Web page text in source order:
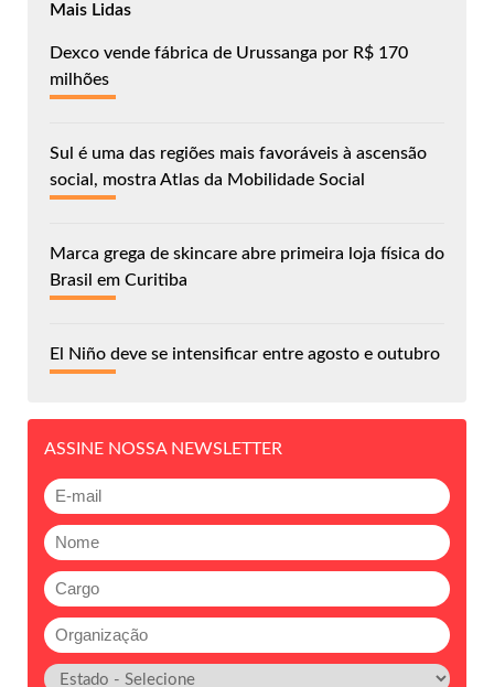
Mais Lidas
Dexco vende fábrica de Urussanga por R$ 170
milhões
Sul é uma das regiões mais favoráveis à ascensão
social, mostra Atlas da Mobilidade Social
Marca grega de skincare abre primeira loja física do
Brasil em Curitiba
El Niño deve se intensificar entre agosto e outubro
ASSINE NOSSA NEWSLETTER